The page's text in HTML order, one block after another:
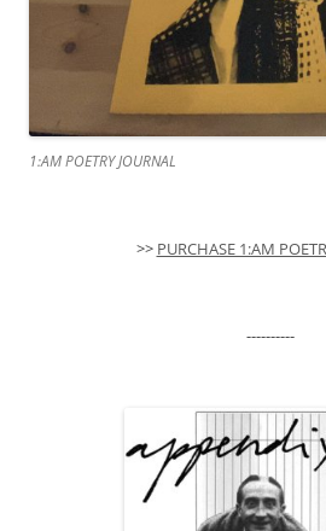
1:AM POETRY JOURNAL
>> PURCHASE 1:AM
----------